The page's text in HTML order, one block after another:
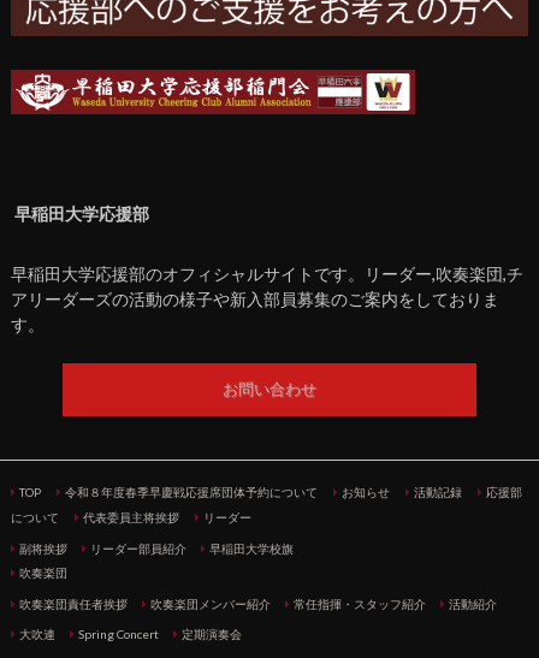
早稲田大学応援部
早稲田大学応援部のオフィシャルサイトです。リーダー,吹奏楽団,チ
アリーダーズの活動の様子や新入部員募集のご案内をしておりま
す。
お問い合わせ
TOP 令和８年度春季早慶戦応援席団体予約について お知らせ 活動記録
応援部
について
代表委員主将挨拶 リーダー
副将挨拶 リーダー部員紹介
早稲田大学校旗
吹奏楽団
吹奏楽団責任者挨拶 吹奏楽団メンバー紹介 常任指揮・スタッフ紹介 活動紹介
大吹連 Spring Concert 定期演奏会